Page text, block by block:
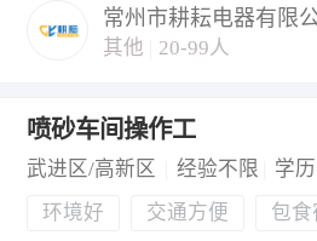
常州市耕耘电器有限
其他 20-99人
喷砂车间操作工
武进区/高新区
经验不限 学
环境好 交通方便 包食